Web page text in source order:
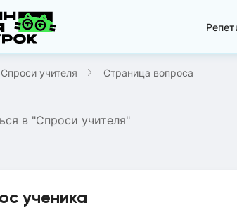
Спроси учителя Страница вопроса
в "Спроси учителя"
ученика